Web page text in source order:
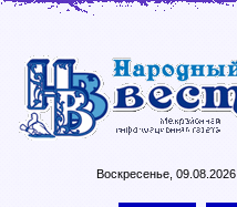
Воскресенье, 09.08.2026